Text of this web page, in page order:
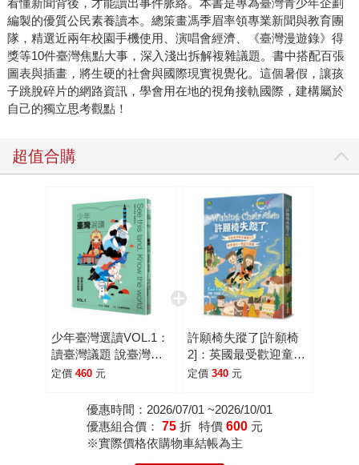
重新聚焦，本土的故事正待我們挖掘。 臺灣不大，但從不
管從任何角度切入，都十分多元且複雜。因此在一開始選擇
題目方向時，團隊也有些苦惱：什麼樣的新聞、什麼樣的議
題適合介紹給青少年的讀者？在多次討論中，漸漸形成了三
大方向：歷史文化、社會生活與接軌國際。 如同文章開頭
的提問，回顧歷史是我們為未來準備最重要的基礎。對已經
們想從頭談談，為什麼許多人至今仍不想觸碰過往？為什麼
當好萊塢或其他國家的影視不僅能製作各種政治、歷史電
影，甚至能從不同觀點重新詮釋同一歷史事件，在臺灣卻不
實力的同時，我們也在想：半導體作為臺灣的護國群山令人
驕傲，但我們是不是也忘了其他軟實力也同等重要？當K-
POP、日本漫畫、美國電影風靡全球，我們是否也有自己獨
特的魅力尚待挖掘與推廣？從各種靈活的外交方式、到台北
101攀登直播，再到《臺灣漫遊錄》於國際大放異彩，也許臺
灣從不缺故事，而是缺少了一點對己身的信心和更多被看見
的機會。 當然，一個社會總會有許多議題需要大家不斷討
論，這樣才能推動進步。從新台幣改版看歷史上對自身國族
改，我們希望帶領青少年讀者從多元視角切入，認識一項議
題背後許多不同的觀點，學會不隨波逐流，在了解事情全貌
編製的優質公民素養讀本。總策畫馮季眉率領專業新聞與教育團
隊，精選近兩年校園手機使用、演唱會經濟、《臺灣漫遊錄》得
獎等10件臺灣焦點大事，深入淺出拆解複雜議題。書中搭配百張
圖表與插畫，將生硬的社會與國際現實視覺化。這個暑假，讓孩
子跳脫碎片的網路資訊，學會用在地的視角接軌國際，建構屬於
自己的獨立思考觀點！
超值合購
少年臺灣選讀VOL.1：
讀臺灣議題 說臺灣故
事
定價 460 元
許願椅失蹤了[許願椅
2]：英國最受歡迎童書
女王．華德福中小學指
定價 340 元
優惠時間：2026/07/01 ~2026/10/01
優惠組合價： 75 折 特價 600 元
※實際價格依購物車結帳為主